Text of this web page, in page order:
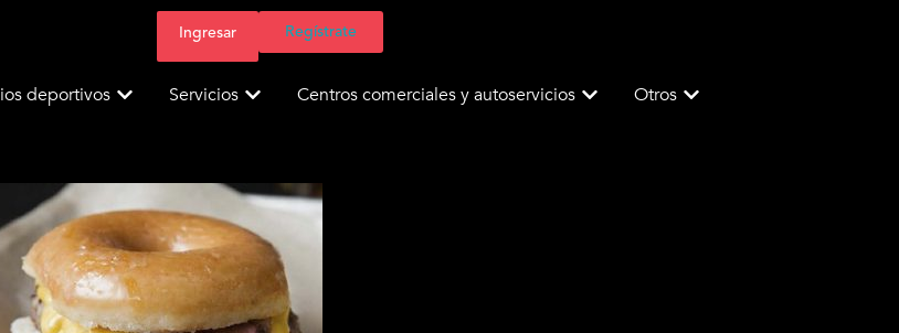
Ingresar Regístrate
deportivos Servicios Centros comerciales y autoservicios Otros